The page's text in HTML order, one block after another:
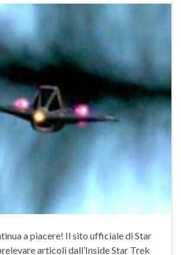
a piacere! Il sito ufficiale di Star
articoli dall’Inside Star Trek